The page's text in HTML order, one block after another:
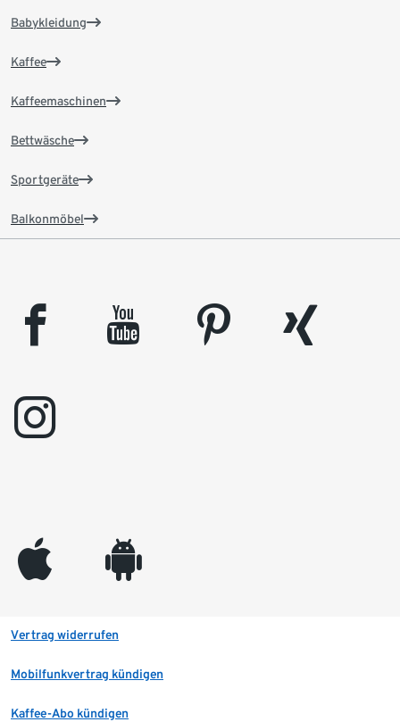
Babykleidung
Kaffee
Kaffeemaschinen
Bettwäsche
Sportgeräte
Balkonmöbel
facebook youtube pinterest
xing
instagram
appleinc android
Vertrag widerrufen
Mobilfunkvertrag kündigen
Kaffee-Abo kündigen